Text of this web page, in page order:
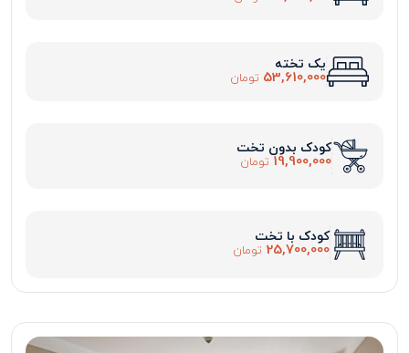
یک تخته
53,610,000 تومان
کودک بدون تخت
19,900,000 تومان
کودک با تخت
25,700,000 تومان